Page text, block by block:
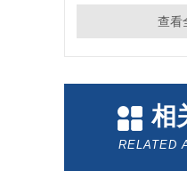
查看
相
RELATED